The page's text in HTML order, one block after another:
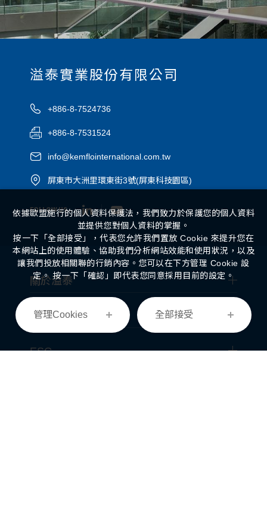
溢泰實業股份有限公司
+886-8-7524736
+886-8-7531524
info@kemflointernational.com.tw
屏東市大洲里環東街3號(屏東科技園區)
FOLLOW US
關於溢泰
經營事業
ESG
依據歐盟施行的個人資料保護法，我們致力於保護您的個人資料
並提供您對個人資料的掌握。
按一下「全部接受」，代表您允許我們置放 Cookie 來提升您在
本網站上的使用體驗、協助我們分析網站效能和使用狀況，以及
讓我們投放相關聯的行銷內容。您可以在下方管理 Cookie 設
定。 按一下「確認」即代表您同意採用目前的設定。
管理Cookies 全部接受